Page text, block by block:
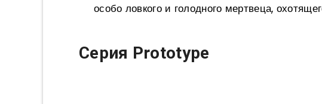
особо ловкого и голодного мертвеца,
Серия Prototype